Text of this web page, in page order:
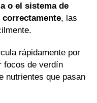
o el sistema de
, las
rápidamente por
focos de verdín
nutrientes que pasan